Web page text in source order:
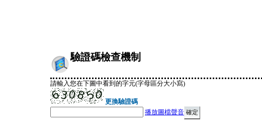
驗證碼檢查機制
請輸入您在下圖中看到的字元(字母區分大小寫)
更換驗證碼
播放圖檔聲音